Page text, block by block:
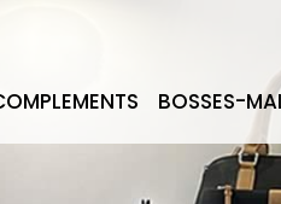
BOSSES-